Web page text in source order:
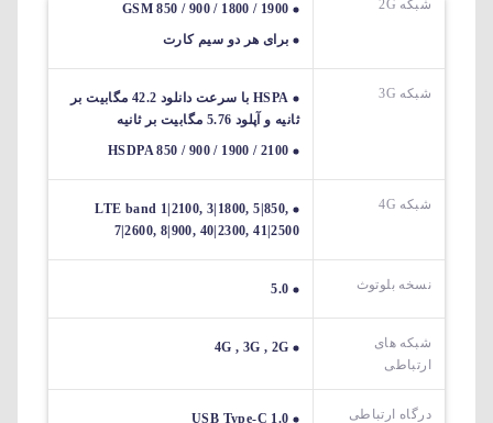
شبکه 2G
GSM 850 / 900 / 1800 / 1900
برای هر دو سیم کارت
شبکه 3G
HSPA با سرعت دانلود 42.2 مگابیت بر
ثانیه و آپلود 5.76 مگابیت بر ثانیه
HSDPA 850 / 900 / 1900 / 2100
شبکه 4G
LTE band 1|2100, 3|1800, 5|850,
7|2600, 8|900, 40|2300, 41|2500
نسخه بلوتوث 5.0
شبکه های
ارتباطی
4G , 3G , 2G
درگاه ارتباطی USB Type-C 1.0